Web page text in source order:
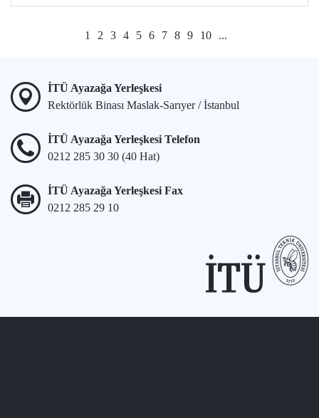
1 2 3 4 5 6 7 8 9 10 ...
İTÜ Ayazağa Yerleşkesi
Rektörlük Binası Maslak-Sarıyer / İstanbul
İTÜ Ayazağa Yerleşkesi Telefon
0212 285 30 30 (40 Hat)
İTÜ Ayazağa Yerleşkesi Fax
0212 285 29 10